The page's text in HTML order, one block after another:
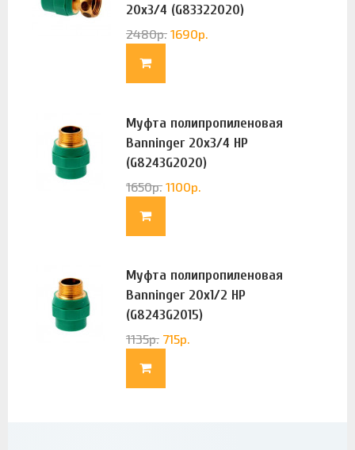
20х3/4 (G83322020)
2480р. 1690р.
Муфта полипропиленовая
Banninger 20х3/4 НР
(G8243G2020)
1650р. 1100р.
Муфта полипропиленовая
Banninger 20х1/2 НР
(G8243G2015)
1135р. 715р.